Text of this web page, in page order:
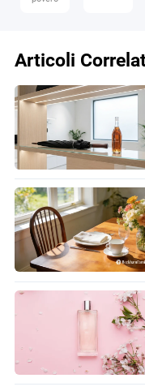
cinesi e gli
parti.
Articoli